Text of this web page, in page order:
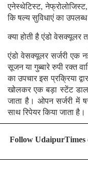
एनेस्थेटिस्ट,
कि षल्य सुविधाएं का
क्या होती है एंडो वेसक्यूलर
एंडो वेसक्यूलर सर्जरी एक
सूजन या गुब्बारे रुपी रक्त
का उपचार इस प्रक्रिया
खोलकर एक बड़ा स्टेंट
जाता है। ओपन सर्जरी में
साथ रिपेयर किया जाता है।
Follow UdaipurTimes